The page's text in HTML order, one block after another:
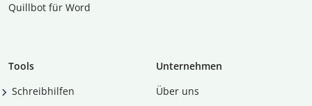
Quillbot für Word
Tools
Schreibhilfen
Unternehmen
Über uns